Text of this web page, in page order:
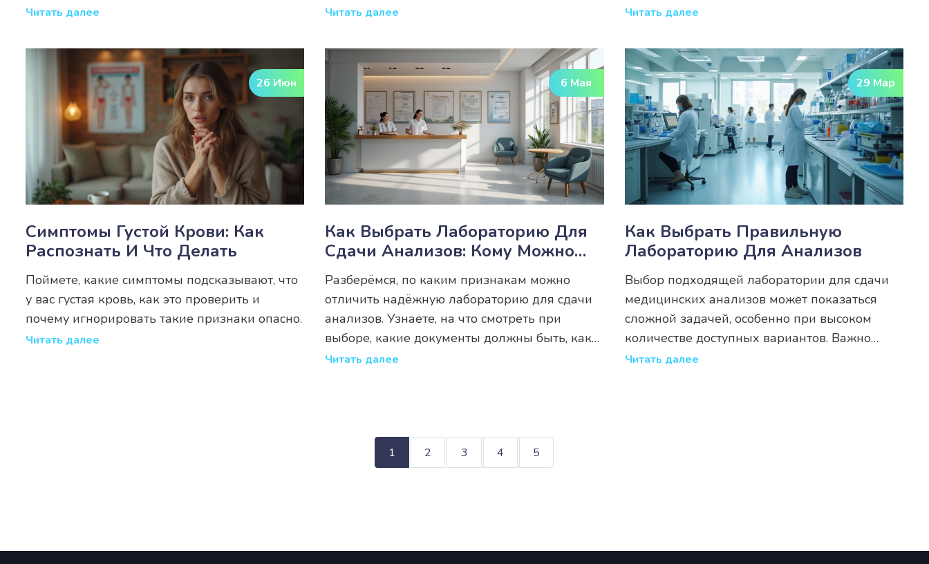
Читать далее Читать далее Читать далее
26 Июн
Симптомы Густой Крови: Как
Распознать И Что Делать
Поймете, какие симптомы подсказывают, что
у вас густая кровь, как это проверить и
почему игнорировать такие признаки опасно.
Читать далее
6 Мая
Как Выбрать Лабораторию Для
Сдачи Анализов: Кому Можно
Доверять
Разберёмся, по каким признакам можно
отличить надёжную лабораторию для сдачи
анализов. Узнаете, на что смотреть при
выборе, какие документы должны быть, как
понять, что результаты не подделаны, и
запутаться и сделать выбор осознанно.
Читать далее
29 Мар
Как Выбрать Правильную
Лабораторию Для Анализов
Выбор подходящей лаборатории для сдачи
медицинских анализов может показаться
сложной задачей, особенно при высоком
количестве доступных вариантов. Важно
обращать внимание на несколько ключевых
Читать далее
1 2 3 4 5